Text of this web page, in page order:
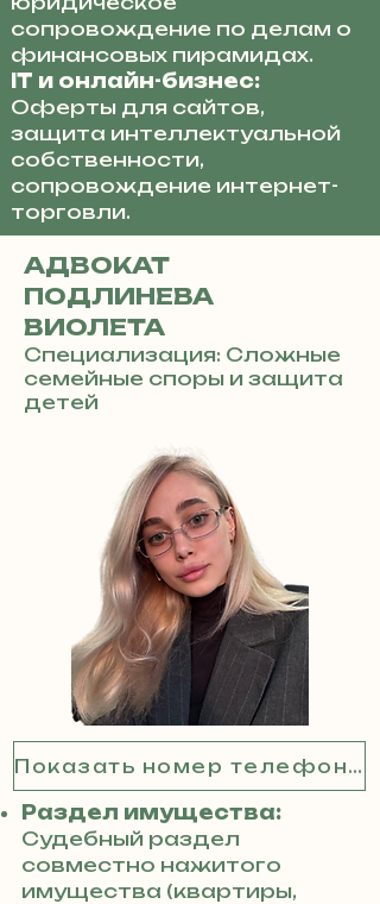
сопровождение по делам о
финансовых пирамидах.
IT и онлайн-бизнес:
Оферты для сайтов,
защита интеллектуальной
собственности,
сопровождение интернет-
торговли.
АДВОКАТ
ПОДЛИНЕВА
ВИОЛЕТА
Специализация: Сложные
семейные споры и защита
детей
Показать номер телефона
Раздел имущества:
Судебный раздел
совместно нажитого
имущества (квартиры,